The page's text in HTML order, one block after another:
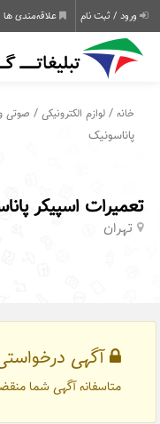
ورود / ثبت نام علاقه‌مندی ها
خانه /لوازم الکترونیکی / صوتی
پاناسونیک
تعمیرات اسپیکر
تهران
آگهی
متاسفانه آگهی شما